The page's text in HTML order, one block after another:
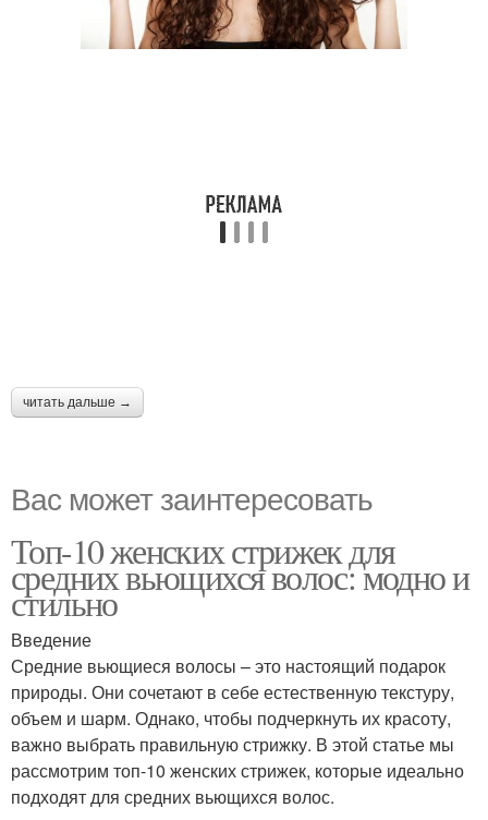
читать дальше →
Вас может заинтересовать
Топ-10 женских стрижек для
средних вьющихся волос: модно и
стильно
Введение
Средние вьющиеся волосы – это настоящий подарок
природы. Они сочетают в себе естественную текстуру,
объем и шарм. Однако, чтобы подчеркнуть их красоту,
важно выбрать правильную стрижку. В этой статье мы
рассмотрим топ-10 женских стрижек, которые идеально
подходят для средних вьющихся волос.